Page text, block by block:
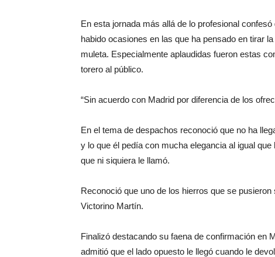
En esta jornada más allá de lo profesional
habido ocasiones en las que ha pensado en tirar
muleta. Especialmente aplaudidas fueron estas
torero al público.
“Sin acuerdo con Madrid por diferencia de los
En el tema de despachos reconoció que no ha
y lo que él pedía con mucha elegancia al igual
que ni siquiera le llamó.
Reconoció que uno de los hierros que se
Victorino Martín.
Finalizó destacando su faena de confirmación en
admitió que el lado opuesto le llegó cuando le